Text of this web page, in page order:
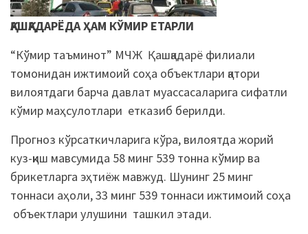
ҚАШҚАДАРЁДА ҲАМ КЎМИР ЕТАРЛИ
“Кўмир таъминот” МЧЖ Қашқадарё филиали
томонидан ижтимоий соҳа объектлари қатори
вилоятдаги барча давлат муассасаларига сифатли
кўмир маҳсулотлари етказиб берилди.
Прогноз кўрсаткичларига кўра, вилоятда жорий
куз-қиш мавсумида 58 минг 539 тонна кўмир ва
брикетларга эҳтиёж мавжуд. Шунинг 25 минг
тоннаси аҳоли, 33 минг 539 тоннаси ижтимоий соҳа
объектлари улушини ташкил этади.